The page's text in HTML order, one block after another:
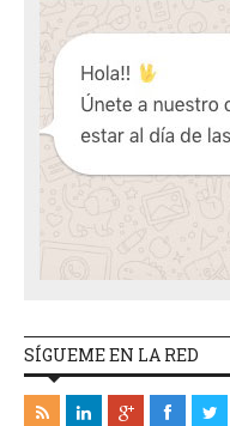
SÍGUEME EN LA RED